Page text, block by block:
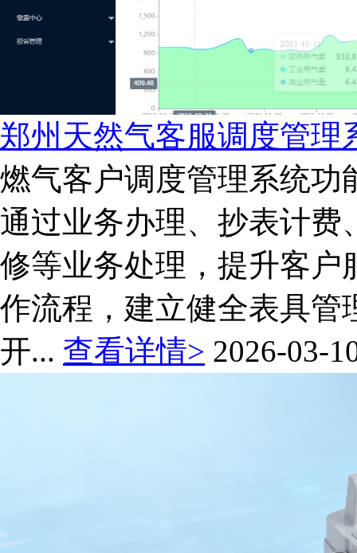
郑州天然气客服调度管理
燃气客户调度管理系统功
通过业务办理、抄表计费
修等业务处理，提升客户
作流程，建立健全表具管
开... 查看详情> 2026-03-